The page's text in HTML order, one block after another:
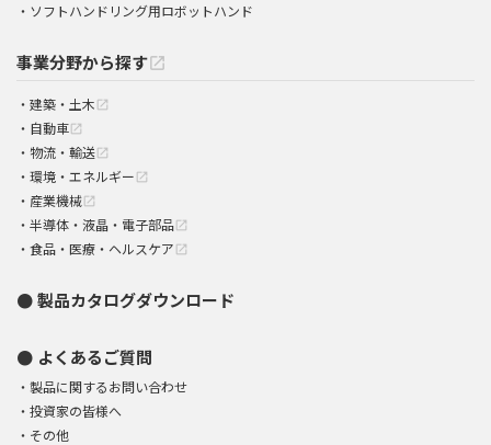
ソフトハンドリング用ロボットハンド
事業分野から探すopen_in_new
建築・土木 open_in_new
自動車 open_in_new
物流・輸送 open_in_new
環境・エネルギー open_in_new
産業機械 open_in_new
半導体・液晶・電子部品 open_in_new
食品・医療・ヘルスケア open_in_new
製品カタログダウンロード
よくあるご質問
製品に関するお問い合わせ
投資家の皆様へ
その他